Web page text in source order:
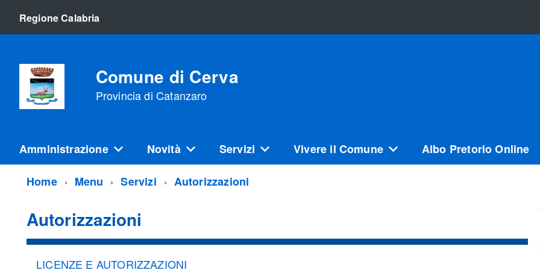
Regione Calabria
Comune di Cerva
Provincia di Catanzaro
Amministrazione Novità Servizi Vivere il Comune Albo Pretorio Online
Home Menu Servizi Autorizzazioni
Autorizzazioni
LICENZE E AUTORIZZAZIONI